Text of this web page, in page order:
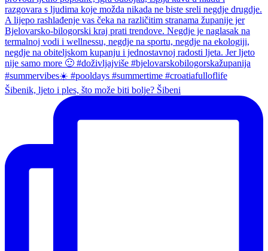
Šibenik, ljeto i ples, što može biti bolje? Šibeni